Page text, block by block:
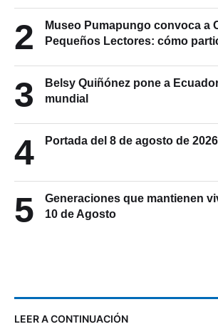
2
Museo Pumapungo convoca a
Pequeños Lectores: cómo
3
Belsy Quiñónez pone a
mundial
4 Portada del 8 de agosto de 2026
5
Generaciones que mantienen
10 de Agosto
LEER A CONTINUACIÓN